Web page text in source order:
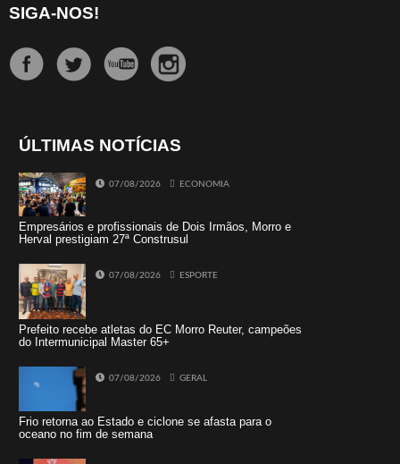
SIGA-NOS!
ÚLTIMAS NOTÍCIAS
07/08/2026 ECONOMIA
Empresários e profissionais de Dois Irmãos, Morro e
Herval prestigiam 27ª Construsul
07/08/2026 ESPORTE
Prefeito recebe atletas do EC Morro Reuter, campeões
do Intermunicipal Master 65+
07/08/2026 GERAL
Frio retorna ao Estado e ciclone se afasta para o
oceano no fim de semana